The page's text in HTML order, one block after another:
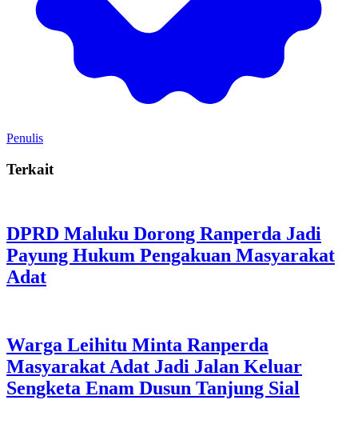
Penulis
Terkait
DPRD Maluku Dorong Ranperda Jadi
Payung Hukum Pengakuan Masyarakat
Adat
Warga Leihitu Minta Ranperda
Masyarakat Adat Jadi Jalan Keluar
Sengketa Enam Dusun Tanjung Sial